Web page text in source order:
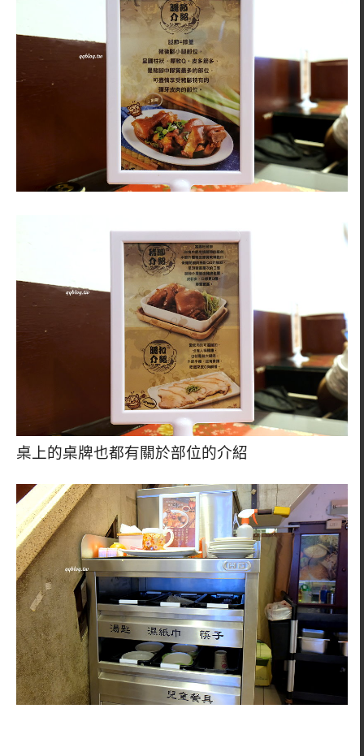
桌上的桌牌也都有關於部位的介紹